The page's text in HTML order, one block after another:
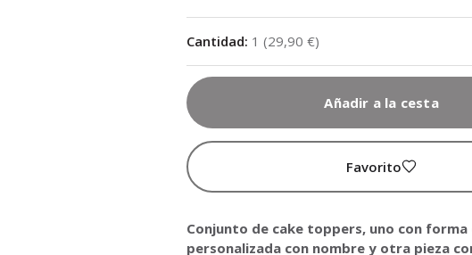
Cantidad: 1 (29,90 €)
Añadir a la cesta
Favorito
Conjunto de cake toppers, uno con forma
personalizada con nombre y otra pieza